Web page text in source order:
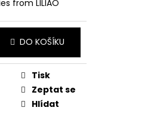
from LILIAO
DO KOŠÍKU
Tisk
Zeptat se
Hlídat